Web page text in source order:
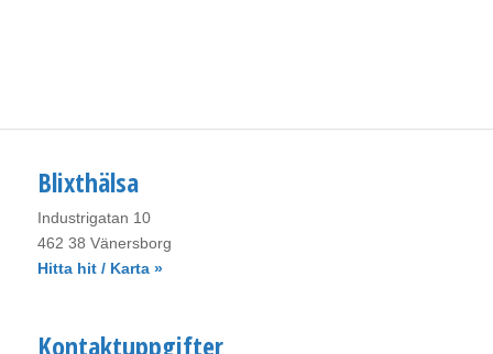
Blixthälsa
Industrigatan 10
462 38 Vänersborg
Hitta hit / Karta »
Kontaktuppgifter